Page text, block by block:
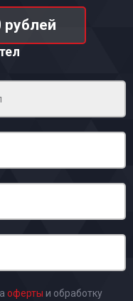
рублей
оферты и обработку